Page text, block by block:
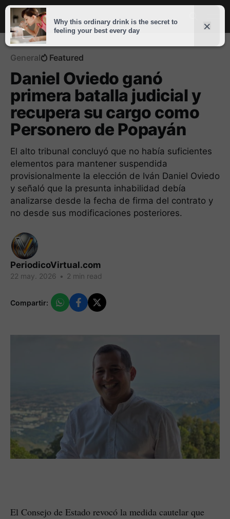
General Featured
Daniel Oviedo ganó
primera batalla judicial y
recupera su cargo como
Personero de Popayán
El alto tribunal concluyó que no había suficientes
elementos para mantener suspendida
provisionalmente la elección de Iván Daniel Oviedo
y señaló que la presunta inhabilidad debía
analizarse desde la fecha de firma del contrato y
no desde sus modificaciones posteriores.
PeriodicoVirtual.com
22 may. 2026 • 2 min read
Compartir:
El Consejo de Estado revocó la medida cautelar que